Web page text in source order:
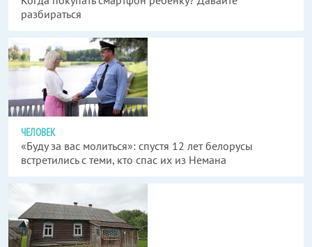
разбираться
ЧЕЛОВЕК
«Буду за вас молиться»: спустя 12 лет белорусы
встретились с теми, кто спас их из Немана